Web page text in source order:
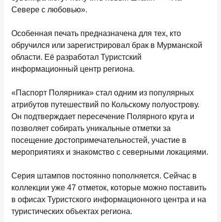
Севере с любовью».
Особенная печать предназначена для тех, кто
обручился или зарегистрировал брак в Мурманской
области. Её разработал Туристский
информационный центр региона.
«Паспорт Полярника» стал одним из популярных
атрибутов путешествий по Кольскому полуострову.
Он подтверждает пересечение Полярного круга и
позволяет собирать уникальные отметки за
посещение достопримечательностей, участие в
мероприятиях и знакомство с северными локациями.
Серия штампов постоянно пополняется. Сейчас в
коллекции уже 47 отметок, которые можно поставить
в офисах Туристского информационного центра и на
туристических объектах региона.